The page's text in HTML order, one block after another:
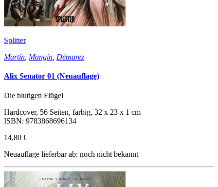
Splitter
Martin Mangin Démarez
Alix Senator 01 (Neuauflage)
Die blutigen Flügel
Hardcover, 56 Seiten, farbig, 32 x 23 x 1 cm
ISBN: 9783868696134
14,80 €
Neuauflage lieferbar ab: noch nicht bekannt